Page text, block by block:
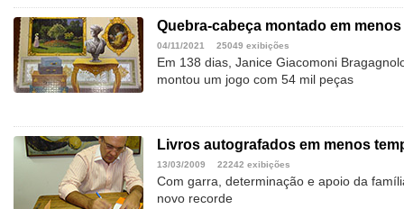
Quebra-cabeça montado em
04/11/2021 25049 exibições
Em 138 dias, Janice Giacomoni
montou um jogo com 54 mil peças
Livros autografados em menos
13/03/2009 22242 exibições
Com garra, determinação e apoio da
novo recorde